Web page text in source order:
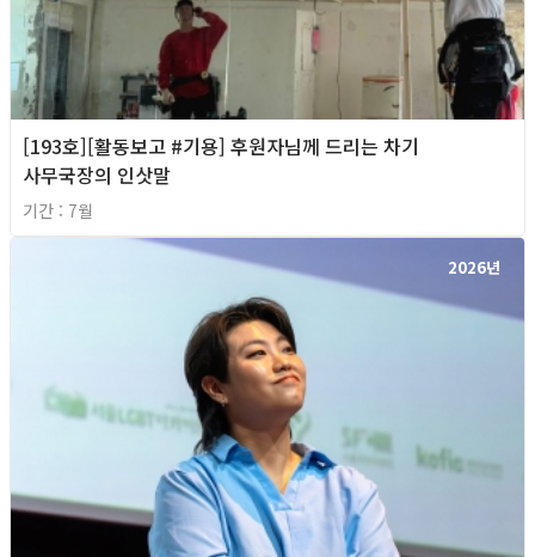
[193호][활동보고 #기용] 후원자님께 드리는 차기
사무국장의 인삿말
기간 : 7월
2026년